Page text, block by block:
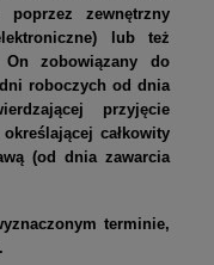
poprzez zewnętrzny
lub też
On zobowiązany do
dni roboczych oddnia
przyjęcie
całkowity
(od dnia zawarcia
terminie,